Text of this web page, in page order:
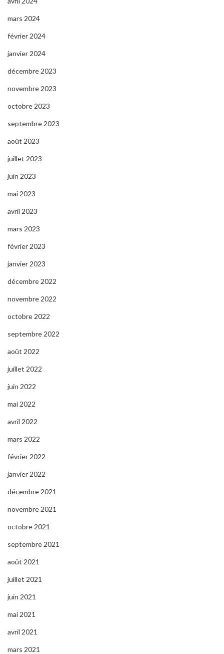
mars 2024
février 2024
janvier 2024
décembre 2023
novembre 2023
octobre 2023
septembre 2023
août 2023
juillet 2023
juin 2023
mai 2023
avril 2023
mars 2023
février 2023
janvier 2023
décembre 2022
novembre 2022
octobre 2022
septembre 2022
août 2022
juillet 2022
juin 2022
mai 2022
avril 2022
mars 2022
février 2022
janvier 2022
décembre 2021
novembre 2021
octobre 2021
septembre 2021
août 2021
juillet 2021
juin 2021
mai 2021
avril 2021
mars 2021